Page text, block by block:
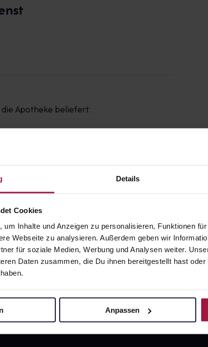
Details
Cookies
um Inhalte und Anzeigen zu personalisieren, Funktionen
Webseite zu analysieren. Außerdem geben wir
für soziale Medien, Werbung und Analysen weiter.
Daten zusammen, die Du ihnen bereitgestellt hast
Anpassen
die Apotheke beliefert: